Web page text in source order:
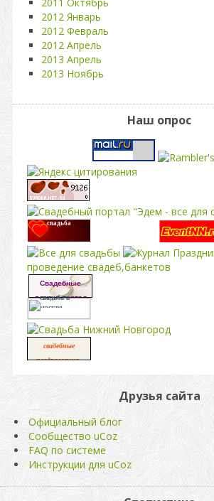
2012 Январь
2012 Февраль
2012 Апрель
2013 Апрель
2013 Ноябрь
Наш опрос
свадьба
проведение свадеб,банкетов
Свадебные
платья портал
свадьба в
москве
свадебные
поздравления,
свадьба
Друзья сайта
Официальный блог
Сообщество uCoz
FAQ по системе
Инструкции для uCoz